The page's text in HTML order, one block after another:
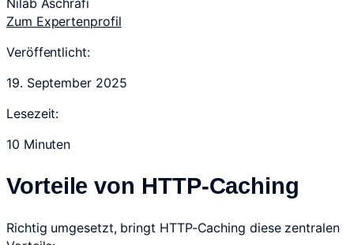
Nilab Aschrafi
Zum Expertenprofil
Veröffentlicht:
19. September 2025
Lesezeit:
10 Minuten
Vorteile von HTTP-Caching
Richtig umgesetzt, bringt HTTP-Caching diese zentralen